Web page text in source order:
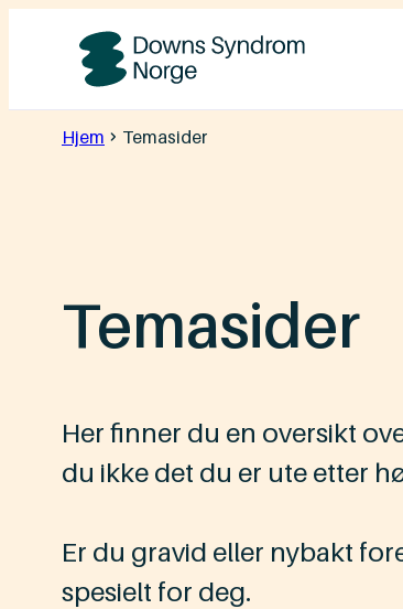
innhold
Downs
Syndrom
Hjem Temasider
Temasider
Her finner du en oversikt
du ikke det du er ute etter
Er du gravid eller nybakt
spesielt for deg.